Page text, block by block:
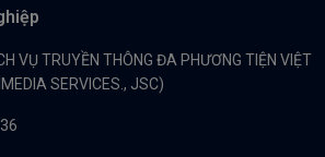
VỤ TRUYỀN THÔNG ĐA PHƯƠNG TIỆN VIỆT
SERVICES., JSC)